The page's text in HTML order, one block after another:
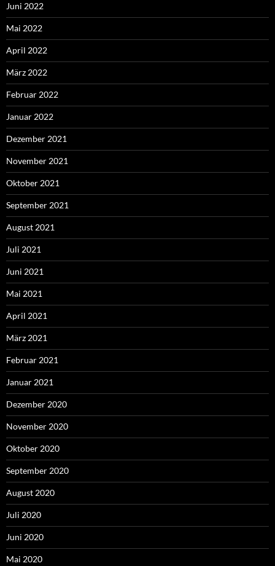
Juni 2022
Mai 2022
April 2022
März 2022
Februar 2022
Januar 2022
Dezember 2021
November 2021
Oktober 2021
September 2021
August 2021
Juli 2021
Juni 2021
Mai 2021
April 2021
März 2021
Februar 2021
Januar 2021
Dezember 2020
November 2020
Oktober 2020
September 2020
August 2020
Juli 2020
Juni 2020
Mai 2020